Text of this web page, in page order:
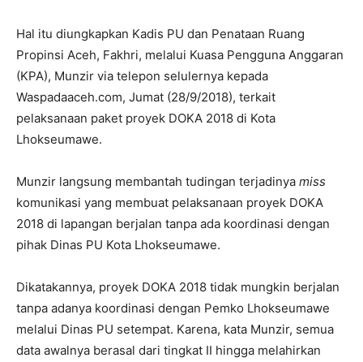
Hal itu diungkapkan Kadis PU dan Penataan Ruang
Propinsi Aceh, Fakhri, melalui Kuasa Pengguna Anggaran
(KPA), Munzir via telepon selulernya kepada
Waspadaaceh.com, Jumat (28/9/2018), terkait
pelaksanaan paket proyek DOKA 2018 di Kota
Lhokseumawe.
Munzir langsung membantah tudingan terjadinya miss
komunikasi yang membuat pelaksanaan proyek DOKA
2018 di lapangan berjalan tanpa ada koordinasi dengan
pihak Dinas PU Kota Lhokseumawe.
Dikatakannya, proyek DOKA 2018 tidak mungkin berjalan
tanpa adanya koordinasi dengan Pemko Lhokseumawe
melalui Dinas PU setempat. Karena, kata Munzir, semua
data awalnya berasal dari tingkat II hingga melahirkan